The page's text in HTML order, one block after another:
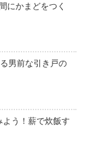
にかまどをつく
男前な引き戸の
う！薪で炊飯す